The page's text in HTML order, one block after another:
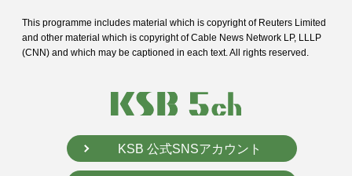
This programme includes material which is copyright of Reuters Limited
and other material which is copyright of Cable News Network LP, LLLP
(CNN) and which may be captioned in each text. All rights reserved.
KSB 公式SNSアカウント